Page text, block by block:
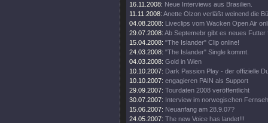
16.11.2008: Neue Interviews aus Brasilien.
11.11.2008: Anette Olzon verläßt weinend die
04.08.2008: Liveclips vom Wacken Open Air
29.07.2008: Ab Septemebr gibt es neues Futter
15.04.2008: "The Islander" Clip online!
24.03.2008: "The Islander" Single kommt.
04.03.2008: Gold in Wien
10.10.2007: Dark Passion Play - der offizielle
10.10.2007: engagieren PAIN als Support
29.09.2007: Tourdaten 2008 veröffentlicht
30.07.2007: Interview im norwegischen
15.06.2007: Neuanfang am 28.9.07?
24.05.2007: The new Voice has landet!!!